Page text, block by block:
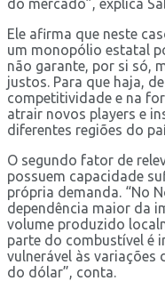
do mercado”, explica
Ele afirma que neste
um monopólio estatal
não garante, por si só,
justos. Para que haja,
competitividade e na
atrair novos players e
diferentes regiões do
O segundo fator de
possuem capacidade
própria demanda. “No
dependência maior da
volume produzido
parte do combustível é
vulnerável às variações
do dólar”, conta.